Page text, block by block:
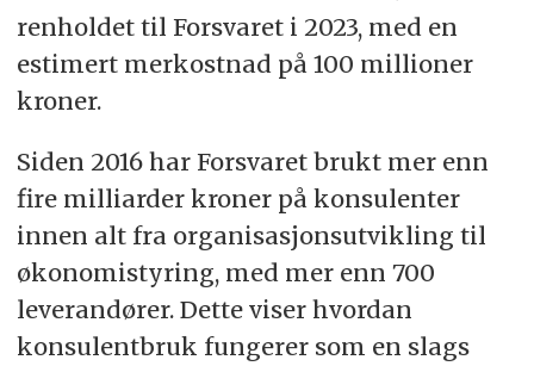
renholdet til Forsvaret i 2023, med en
estimert merkostnad på 100 millioner
kroner.
Siden 2016 har Forsvaret brukt mer enn
fire milliarder kroner på konsulenter
innen alt fra organisasjonsutvikling til
økonomistyring, med mer enn 700
leverandører. Dette viser hvordan
konsulentbruk fungerer som en slags